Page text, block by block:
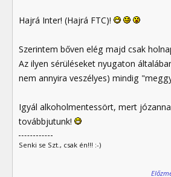
Hajrá Inter! (Hajrá FTC)!
Szerintem bőven elég majd csak
Az ilyen sérüléseket nyugaton
nem annyira veszélyes) mindig
Igyál alkoholmentessört, mert
továbbjutunk!
Senki se Szt., csak én!!! :-)